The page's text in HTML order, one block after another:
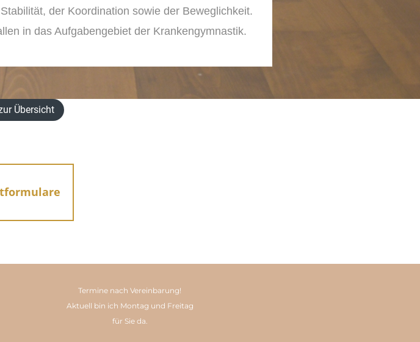
der Koordination sowie der Beweglichkeit.
in das Aufgabengebiet der Krankengymnastik.
Übersicht
Termine nach Vereinbarung!
Aktuell bin ich Montag und Freitag
für Sie da.